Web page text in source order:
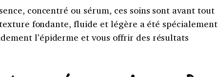
concentré ou sérum, ces soins sont avant tout
fondante, fluide et légère a été spécialement
l’épiderme et vous offrir des résultats